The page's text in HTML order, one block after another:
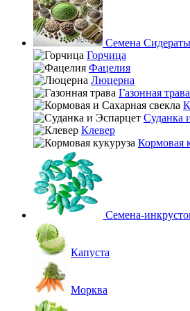
Семена
Горчица
Фацелия
Люцерна
Газонная трава
Суданка
Клевер
Кормовая
Семена-
Капуста
Морква